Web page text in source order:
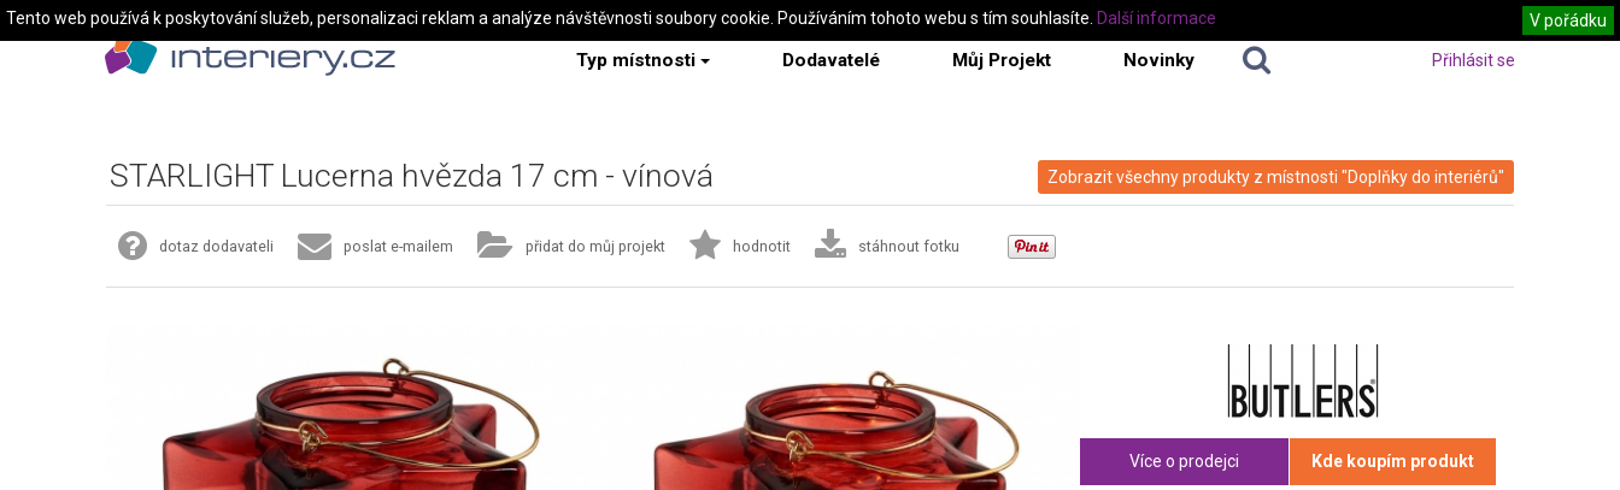
Typ místnosti Dodavatelé Můj Projekt Novinky Přihlásit se
Zobrazit všechny produkty z místnosti "Doplňky do interiérů"
STARLIGHT Lucerna hvězda 17 cm - vínová
dotaz dodavateli poslat e-mailem přidat do můj projekt hodnotit stáhnout fotku
Více o prodejci Kde koupím produkt
Tento web používá k poskytování služeb, personalizaci reklam a analýze návštěvnosti soubory cookie. Používáním tohoto webu s tím souhlasíte. V pořádku
Další informace